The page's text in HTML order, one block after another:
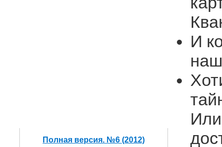
Полная версия. №6 (2012)
И